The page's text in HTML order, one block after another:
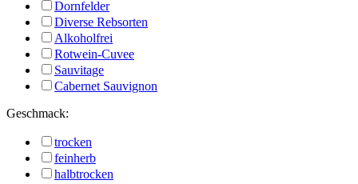
Dornfelder
Diverse Rebsorten
Alkoholfrei
Rotwein-Cuvee
Sauvitage
Cabernet Sauvignon
Geschmack:
trocken
feinherb
halbtrocken